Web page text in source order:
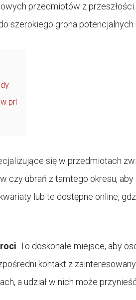
przedmiotów z
szerokiego grona potencjalnych
prl
się w przedmiotach
czy ubrań z tamtego okresu,
lub te dostępne online,
. To doskonałe miejsce, aby
kontakt z
a udział w nich może